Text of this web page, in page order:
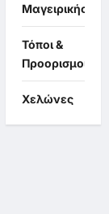
Μαγειρικής
Τόποι &
Προορισμοί
Χελώνες